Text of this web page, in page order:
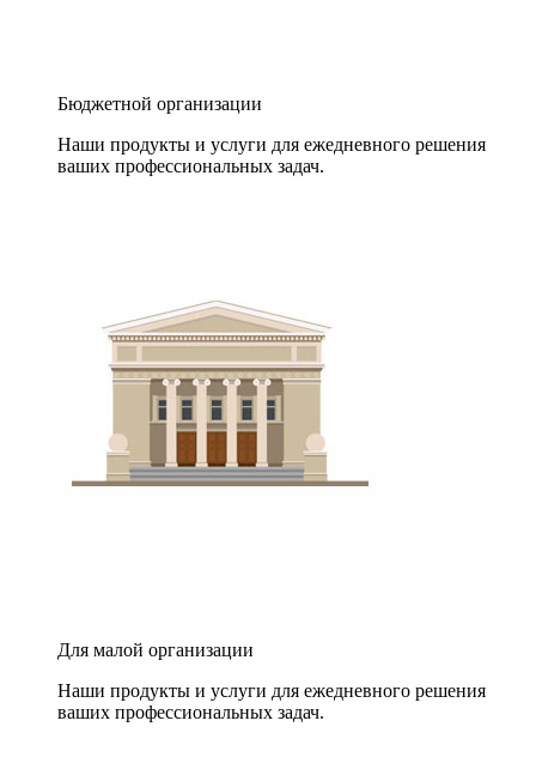
Бюджетной организации
Наши продукты и услуги для ежедневного решения
ваших профессиональных задач.
Для малой организации
Наши продукты и услуги для ежедневного решения
ваших профессиональных задач.